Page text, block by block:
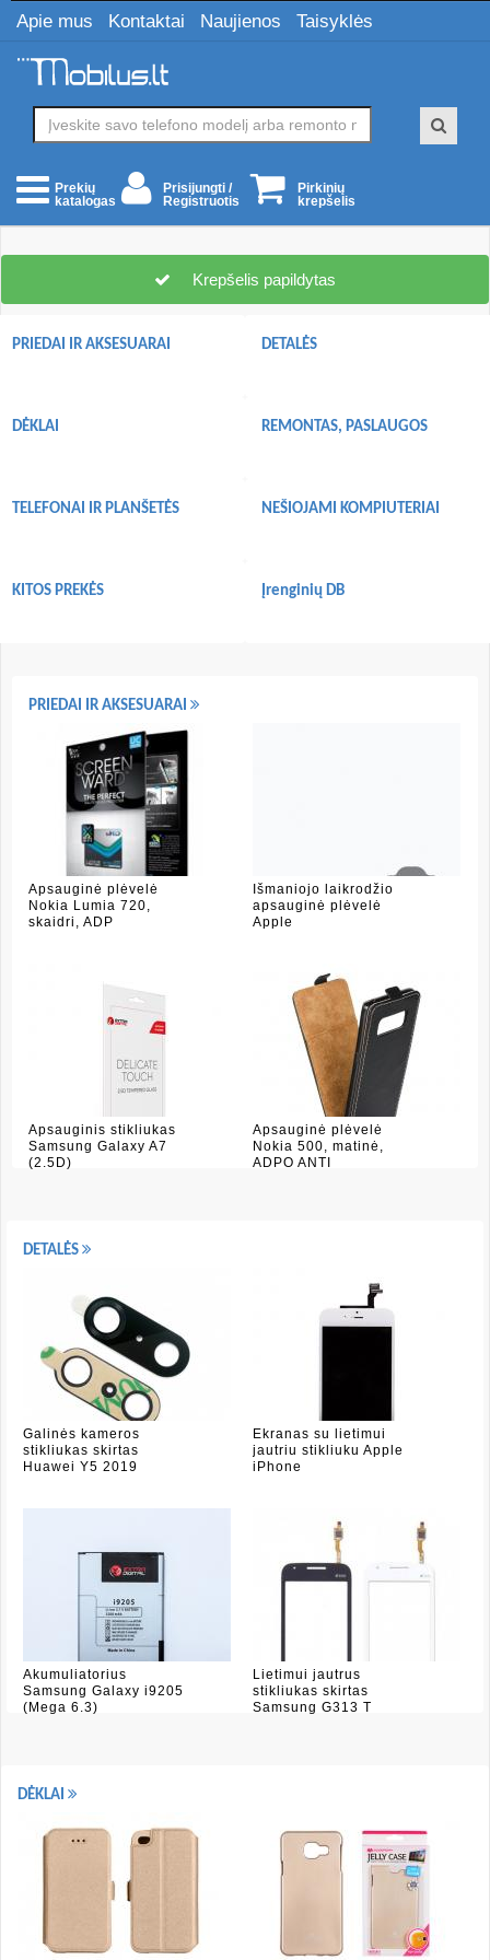
Apie mus Kontaktai Naujienos Taisyklės
Prekių
katalogas
Prisijungti /
Registruotis
Pirkinių
krepšelis
Krepšelis papildytas
PRIEDAI IR AKSESUARAI DETALĖS
DĖKLAI REMONTAS, PASLAUGOS
TELEFONAI IR PLANŠETĖS NEŠIOJAMI KOMPIUTERIAI
KITOS PREKĖS Įrenginių DB
PRIEDAI IR AKSESUARAI
Apsauginė plėvelė
Nokia Lumia 720,
skaidri, ADP
Išmaniojo laikrodžio
apsauginė plėvelė
Apple
Apsauginis stikliukas
Samsung Galaxy A7
(2.5D)
Apsauginė plėvelė
Nokia 500, matinė,
ADPO ANTI
DETALĖS
Galinės kameros
stikliukas skirtas
Huawei Y5 2019
Ekranas su lietimui
jautriu stikliuku Apple
iPhone
Akumuliatorius
Samsung Galaxy i9205
(Mega 6.3)
Lietimui jautrus
stikliukas skirtas
Samsung G313 T
DĖKLAI